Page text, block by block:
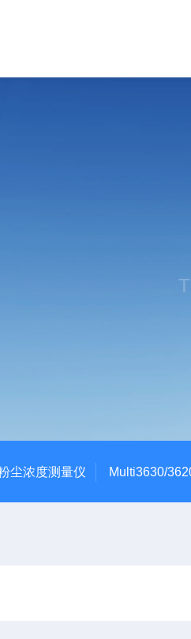
尘浓度测量仪 Multi3630/